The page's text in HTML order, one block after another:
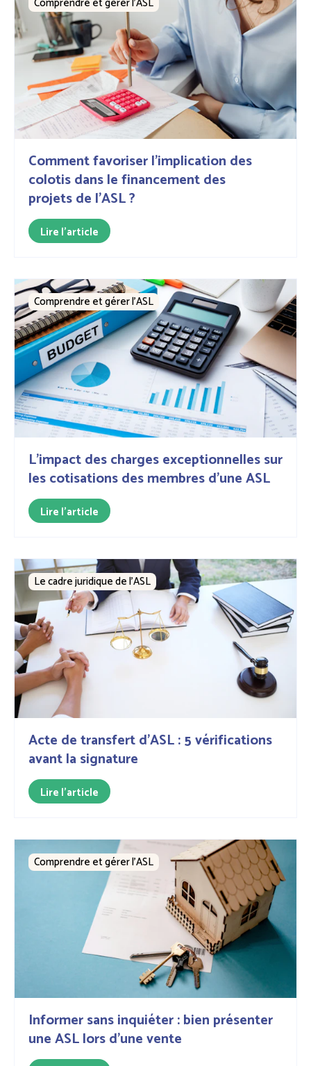
Comment favoriser l'implication des
colotis dans le financement des
projets de l’ASL ?
Lire l'article
L'impact des charges exceptionnelles sur
les cotisations des membres d'une ASL
Comprendre et gérer l’ASL
Lire l'article
Acte de transfert d'ASL : 5 vérifications
avant la signature
Le cadre juridique de l'ASL
Lire l'article
Informer sans inquiéter : bien présenter
une ASL lors d'une vente
Comprendre et gérer l’ASL